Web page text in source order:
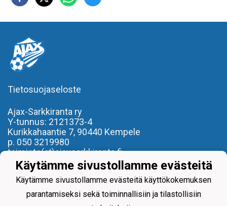
Tietosuojaseloste
Ajax-Sarkkiranta ry
Y-tunnus: 2121373-4
Kurikkahaantie 7, 90440 Kempele
p. 050 3219980
toimisto(at)ajaxsarkkiranta.fi
- REILU PELI, REILU KAVERI -
Käytämme sivustollamme evästeitä
Käytämme sivustollamme evästeitä käyttökokemuksen
parantamiseksi sekä toiminnallisiin ja tilastollisiin